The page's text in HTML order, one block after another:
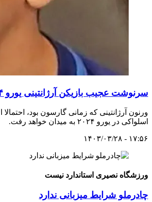
سرنوشت عجیب بازیکن آرژانتینی یورو ۲۰۲۴
ورنون آرژانتینی که زمانی گارسون بود،
اسلواکی در یورو ۲۰۲۴ به میدان خواهد رفت.
۱۷:۵۶ - ۱۴۰۳/۰۳/۲۸
ورزشگاه نصیری استاندارد نیست
چادرملو شرایط میزبانی ندارد